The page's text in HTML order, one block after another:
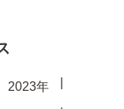
2023年